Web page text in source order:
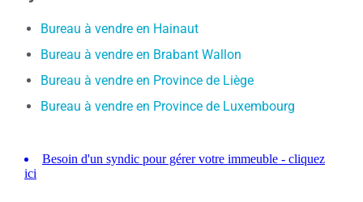
Bureau à vendre en Hainaut
Bureau à vendre en Brabant Wallon
Bureau à vendre en Province de Liège
Bureau à vendre en Province de Luxembourg